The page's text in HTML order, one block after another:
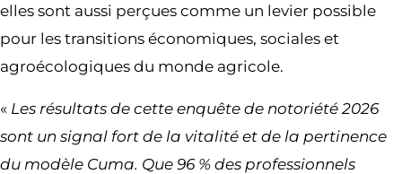
elles sont aussi perçues comme un levier possible
pour les transitions économiques, sociales et
agroécologiques du monde agricole.
« Les résultats de cette enquête de notoriété 2026
sont un signal fort de la vitalité et de la pertinence
du modèle Cuma. Que 96 % des professionnels